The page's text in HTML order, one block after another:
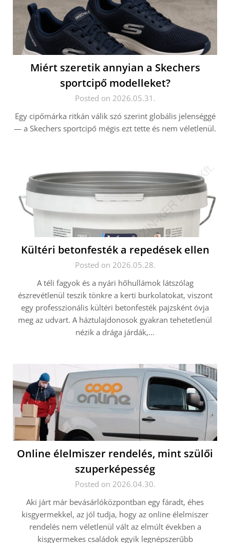
Miért szeretik annyian a Skechers
sportcipő modelleket?
Posted on 2026.05.31.
Egy cipőmárka ritkán válik szó szerint globális jelenséggé
— a Skechers sportcipő mégis ezt tette és nem véletlenül.
Kültéri betonfesték a repedések ellen
Posted on 2026.05.28.
A téli fagyok és a nyári hőhullámok látszólag
észrevétlenül teszik tönkre a kerti burkolatokat, viszont
egy professzionális kültéri betonfesték pajzsként óvja
meg az udvart. A háztulajdonosok gyakran tehetetlenül
nézik a drága járdák,…
Online élelmiszer rendelés, mint szülői
szuperképesség
Posted on 2026.04.30.
Aki járt már bevásárlóközpontban egy fáradt, éhes
kisgyermekkel, az jól tudja, hogy az online élelmiszer
rendelés nem véletlenül vált az elmúlt években a
kisgyermekes családok egyik legnépszerűbb